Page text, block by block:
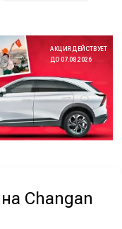
АКЦИЯ ДЕЙСТВУЕТ
ДО 07.08.2026
Changan